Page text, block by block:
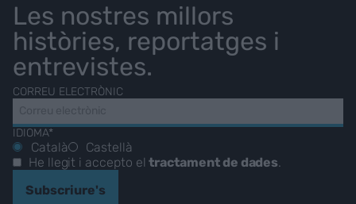
Les nostres millors
històries, reportatges i
entrevistes.
CORREU ELECTRÒNIC
IDIOMA*
Català
Castellà
He llegit i accepto eltractament de dades.
Subscriure's